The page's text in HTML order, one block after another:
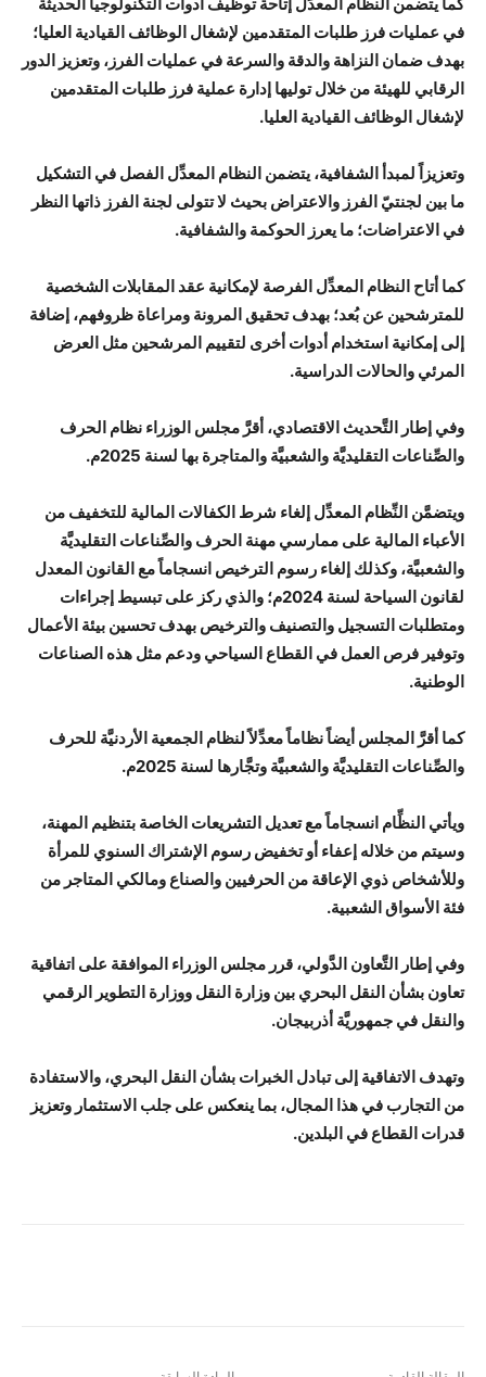
في عمليات فرز طلبات المتقدمين لإشغال الوظائف القيادية العليا؛
بهدف ضمان النزاهة والدقة والسرعة في عمليات الفرز، وتعزيز الدور
الرقابي للهيئة من خلال توليها إدارة عملية فرز طلبات المتقدمين
لإشغال الوظائف القيادية العليا.
وتعزيزاً لمبدأ الشفافية، يتضمن النظام المعدِّل الفصل في التشكيل
ما بين لجنتيّ الفرز والاعتراض بحيث لا تتولى لجنة الفرز ذاتها النظر
في الاعتراضات؛ ما يعرز الحوكمة والشفافية.
كما أتاح النظام المعدِّل الفرصة لإمكانية عقد المقابلات الشخصية
للمترشحين عن بُعد؛ بهدف تحقيق المرونة ومراعاة ظروفهم، إضافة
إلى إمكانية استخدام أدوات أخرى لتقييم المرشحين مثل العرض
المرئي والحالات الدراسية.
وفي إطار التَّحديث الاقتصادي، أقرَّ مجلس الوزراء نظام الحرف
والصِّناعات التقليديَّة والشعبيَّة والمتاجرة بها لسنة 2025م.
ويتضمَّن النِّظام المعدِّل إلغاء شرط الكفالات المالية للتخفيف من
الأعباء المالية على ممارسي مهنة الحرف والصِّناعات التقليديَّة
والشعبيَّة، وكذلك إلغاء رسوم الترخيص انسجاماً مع القانون المعدل
لقانون السياحة لسنة 2024م؛ والذي ركز على تبسيط إجراءات
ومتطلبات التسجيل والتصنيف والترخيص بهدف تحسين بيئة الأعمال
وتوفير فرص العمل في القطاع السياحي ودعم مثل هذه الصناعات
الوطنية.
كما أقرَّ المجلس أيضاً نظاماً معدِّلاً لنظام الجمعية الأردنيَّة للحرف
والصِّناعات التقليديَّة والشعبيَّة وتجَّارها لسنة 2025م.
ويأتي النظِّام انسجاماً مع تعديل التشريعات الخاصة بتنظيم المهنة،
وسيتم من خلاله إعفاء أو تخفيض رسوم الإشتراك السنوي للمرأة
وللأشخاص ذوي الإعاقة من الحرفيين والصناع ومالكي المتاجر من
فئة الأسواق الشعبية.
وفي إطار التَّعاون الدَّولي، قرر مجلس الوزراء الموافقة على اتفاقية
تعاون بشأن النقل البحري بين وزارة النقل ووزارة التطوير الرقمي
والنقل في جمهوريَّة أذربيجان.
وتهدف الاتفاقية إلى تبادل الخبرات بشأن النقل البحري، والاستفادة
من التجارب في هذا المجال، بما ينعكس على جلب الاستثمار وتعزيز
قدرات القطاع في البلدين.